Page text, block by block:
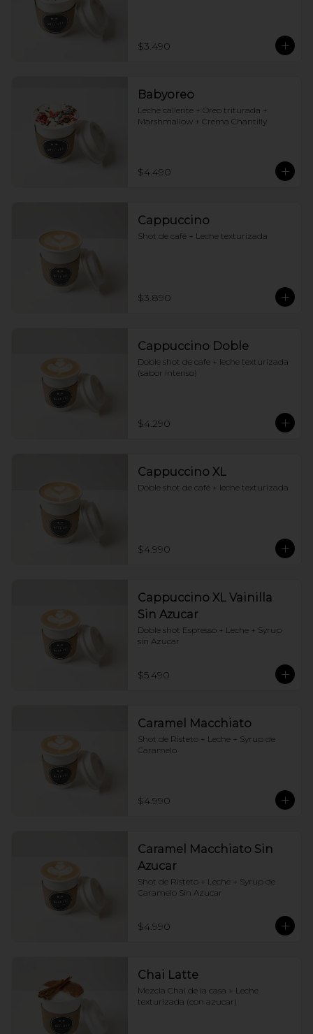
$3.490
Babyoreo
Leche caliente + Oreo triturada +
Marshmallow + Crema Chantilly
$4.490
Cappuccino
Shot de café + Leche texturizada
$3.890
Cappuccino Doble
Doble shot de cafe + leche texturizada
(sabor intenso)
$4.290
Cappuccino XL
Doble shot de café + leche texturizada
$4.990
Cappuccino XL Vainilla
Sin Azucar
Doble shot Espresso + Leche + Syrup
sin Azucar
$5.490
Caramel Macchiato
Shot de Risteto + Leche + Syrup de
Caramelo
$4.990
Caramel Macchiato Sin
Azucar
Shot de Risteto + Leche + Syrup de
Caramelo Sin Azucar
$4.990
Chai Latte
Mezcla Chai de la casa + Leche
texturizada (con azucar)